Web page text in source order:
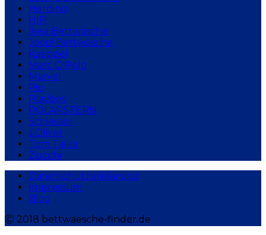
Herding
HIP
Ikea Bettwäsche
Joop! Bettwäsche
Kaeppel
Marc O'Polo
Marvel
Pip
Playboy
POLARSTERN
Schiesser
s.Oliver
Tom Tailor
Zucchi
Datenschutzerklärung
Impressum
Blog
Ⓒ 2018 bettwaesche-finder.de